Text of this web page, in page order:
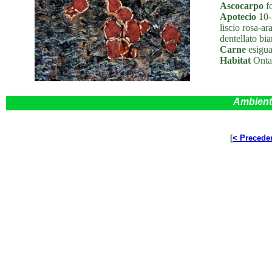
Ascocarpo
Apotecio
liscio rosa-
dentellato
Carne
Habitat
[<